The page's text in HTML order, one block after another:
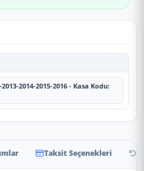
2014-2015-2016 - Kasa Kodu:
Taksit Seçenekleri